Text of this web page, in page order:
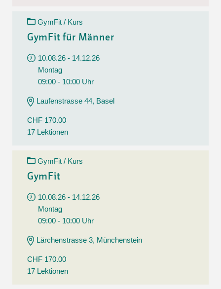
GymFit / Kurs
GymFit für Männer
10.08.26 - 14.12.26
Montag
09:00 - 10:00 Uhr
Laufenstrasse 44, Basel
CHF 170.00
17 Lektionen
GymFit / Kurs
GymFit
10.08.26 - 14.12.26
Montag
09:00 - 10:00 Uhr
Lärchenstrasse 3, Münchenstein
CHF 170.00
17 Lektionen